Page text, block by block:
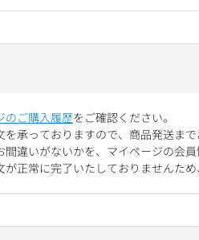
のご購入履歴をご確認ください。
承っておりますので、商品発送まで
違いがないかを、マイページの会員
正常に完了いたしておりませんため